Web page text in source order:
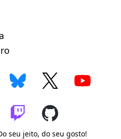
seu jeito, do seu gosto!